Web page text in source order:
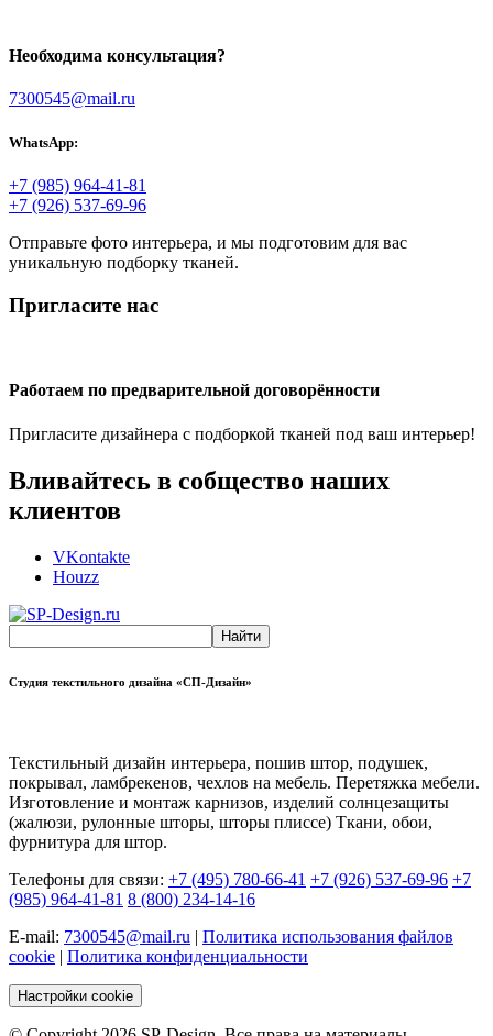
Необходима консультация?
7300545@mail.ru
WhatsApp:
+7 (985) 964-41-81
+7 (926) 537-69-96
Отправьте фото интерьера, и мы подготовим для вас
уникальную подборку тканей.
Пригласите нас
Работаем по предварительной договорённости
Пригласите дизайнера с подборкой тканей под ваш интерьер!
Вливайтесь в собщество наших
клиентов
VKontakte
Houzz
Студия текстильного дизайна «СП-Дизайн»
Текстильный дизайн интерьера, пошив штор, подушек,
покрывал, ламбрекенов, чехлов на мебель. Перетяжка мебели.
Изготовление и монтаж карнизов, изделий солнцезащиты
(жалюзи, рулонные шторы, шторы плиссе) Ткани, обои,
фурнитура для штор.
Телефоны для связи: +7 (495) 780-66-41 +7 (926) 537-69-96 +7
(985) 964-41-81 8 (800) 234-14-16
E-mail: 7300545@mail.ru | Политика использования файлов
cookie | Политика конфиденциальности
Настройки cookie